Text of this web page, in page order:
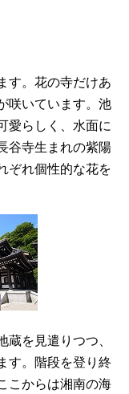
す。花の寺だけあ
咲いています。池
愛らしく、水面に
谷寺生まれの紫陽
ぞれ個性的な花を
蔵を見遣りつつ、
す。階段を登り終
こからは湘南の海